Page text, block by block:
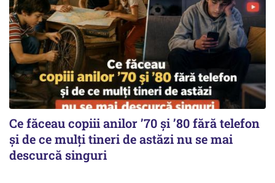
Ce făceau copiii anilor ’70 și ’80 fără telefon
și de ce mulți tineri de astăzi nu se mai
descurcă singuri